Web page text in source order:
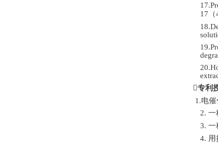
17 （
18.
专利
1.电催
2.
3. 一
4. 用